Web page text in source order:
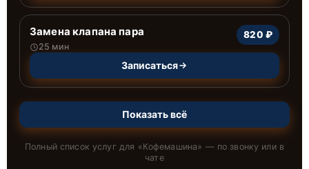
Замена клапана пара
25 мин
820 ₽
Записаться
Показать всё
Полный список услуг для «Кофемашина» — по звонку или в
чате